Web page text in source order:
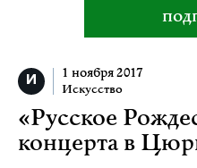
1 ноября 2017
Искусство
«Русское
концерта в